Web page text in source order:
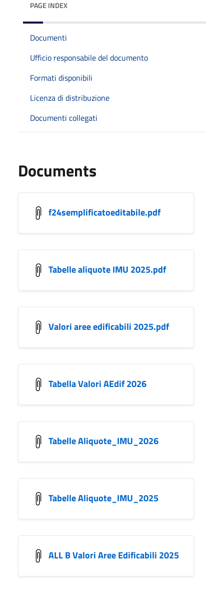
PAGE INDEX
Documenti
Ufficio responsabile del documento
Formati disponibili
Licenza di distribuzione
Documenti collegati
Documents
f24semplificatoeditabile.pdf
Tabelle aliquote IMU 2025.pdf
Valori aree edificabili 2025.pdf
Tabella Valori AEdif 2026
Tabelle Aliquote_IMU_2026
Tabelle Aliquote_IMU_2025
ALL B Valori Aree Edificabili 2025